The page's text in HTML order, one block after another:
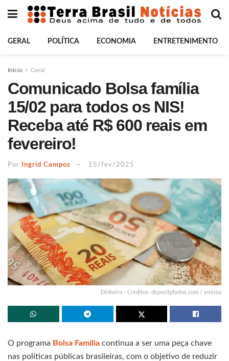
GERAL POLÍTICA ECONOMIA ENTRETENIMENTO
Início Geral
Comunicado Bolsa família
15/02 para todos os NIS!
Receba até R$ 600 reais em
fevereiro!
Por Ingrid Campos 15/fev/2025
Dinheiro - Créditos: depositphotos.com / emissu
O programa Bolsa Família continua a ser uma peça chave
nas políticas públicas brasileiras, com o objetivo de reduzir